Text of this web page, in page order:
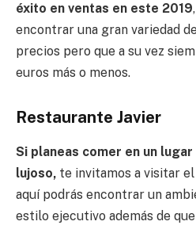
éxito en ventas en este 2019
encontrar una gran variedad
precios pero que a su vez
euros más o menos.
Restaurante Javier
Si planeas comer en un
lujoso, te invitamos a visitar
aquí podrás encontrar un
estilo ejecutivo además de